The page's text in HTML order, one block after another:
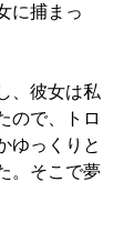
に捕まっ
、彼女は私
ので、トロ
ゆっくりと
。そこで夢